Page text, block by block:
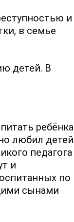
и
в семье
детей. В
ребёнка
любил детей
педагога
и
по
сынами